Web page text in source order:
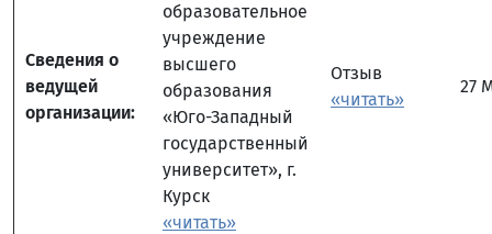
Сведения о
ведущей
организации:
образовательное
учреждение
высшего
образования
«Юго-Западный
государственный
университет», г.
Курск
«читать»
Отзыв
«читать»
27